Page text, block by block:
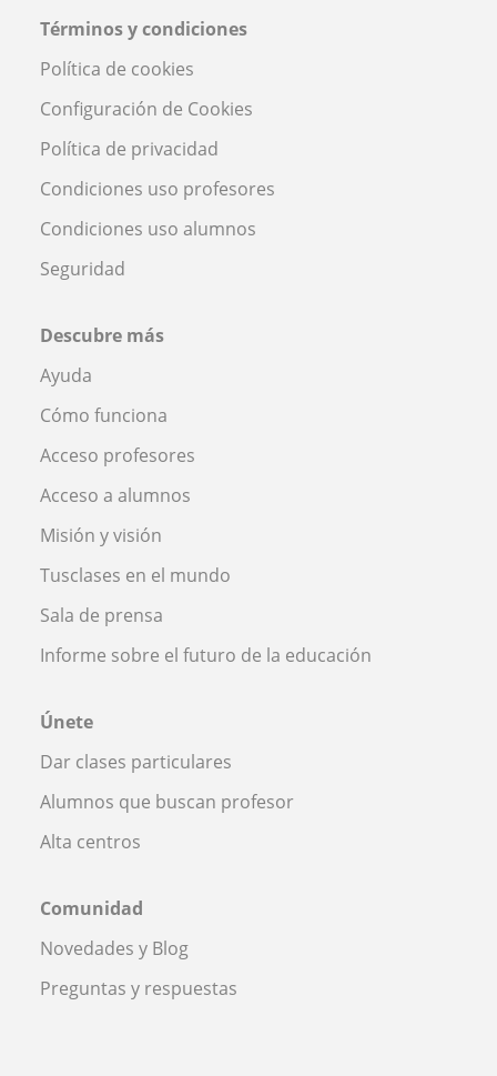
Términos y condiciones
Política de cookies
Configuración de Cookies
Política de privacidad
Condiciones uso profesores
Condiciones uso alumnos
Seguridad
Descubre más
Ayuda
Cómo funciona
Acceso profesores
Acceso a alumnos
Misión y visión
Tusclases en el mundo
Sala de prensa
Informe sobre el futuro de la educación
Únete
Dar clases particulares
Alumnos que buscan profesor
Alta centros
Comunidad
Novedades y Blog
Preguntas y respuestas